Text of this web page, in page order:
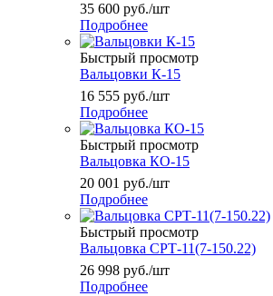
35 600 руб./шт
Подробнее
Быстрый просмотр
Вальцовки К-15
16 555 руб./шт
Подробнее
Быстрый просмотр
Вальцовка КО-15
20 001 руб./шт
Подробнее
Быстрый просмотр
Вальцовка СРТ-11(7-150.22)
26 998 руб./шт
Подробнее